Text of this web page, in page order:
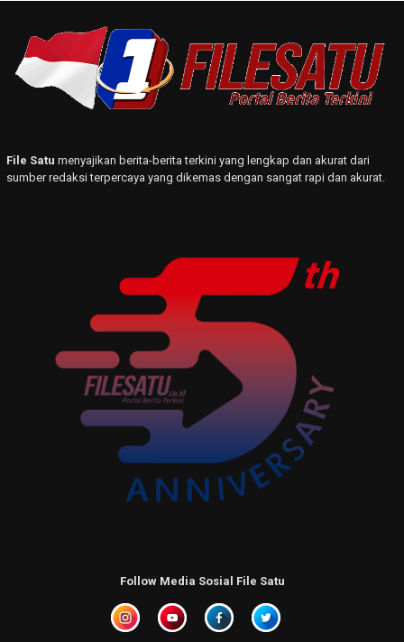
File Satu menyajikan berita-berita terkini yang lengkap dan akurat dari
sumber redaksi terpercaya yang dikemas dengan sangat rapi dan akurat.
Follow Media Sosial File Satu